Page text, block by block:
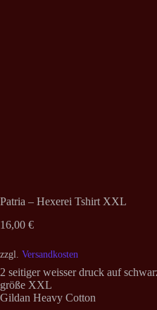
Patria – Hexerei Tshirt XXL
16,00 €
zzgl. Versandkosten
2 seitiger weisser druck auf
größe XXL
Gildan Heavy Cotton